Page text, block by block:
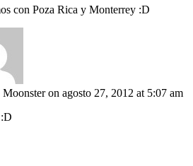
con Poza Rica y Monterrey :D
Moonster on agosto 27, 2012 at 5:07 am